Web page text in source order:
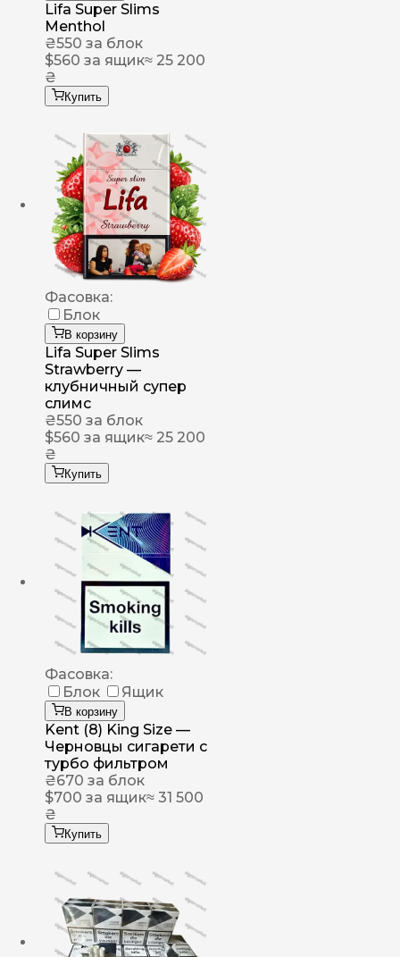
Lifa Super Slims
Menthol
₴550 за блок
$560 за ящик≈ 25 200
₴
Купить
Фасовка:
Блок
В корзину
Lifa Super Slims
Strawberry —
клубничный супер
слимс
₴550 за блок
$560 за ящик≈ 25 200
₴
Купить
Фасовка:
Блок
Ящик
В корзину
Kent (8) King Size —
Черновцы сигарети с
турбо фильтром
₴670 за блок
$700 за ящик≈ 31 500
₴
Купить